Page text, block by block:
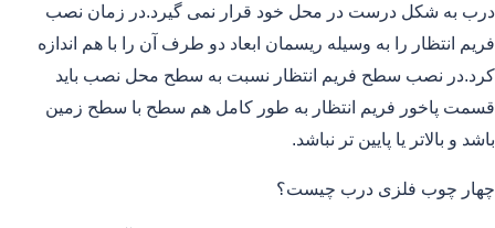
درب به شکل درست در محل خود قرار نمی گیرد.در زمان نصب
فریم انتظار را به وسیله ریسمان ابعاد دو طرف آن را با هم اندازه
کرد.در نصب سطح فریم انتظار نسبت به سطح محل نصب باید
قسمت پاخور فریم انتظار به طور کامل هم سطح با سطح زمین
باشد و بالاتر یا پایین تر نباشد.
چهار چوب فلزی درب چیست؟